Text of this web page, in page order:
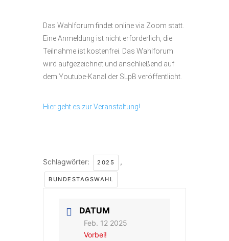
Das Wahlforum findet online via Zoom statt.
Eine Anmeldung ist nicht erforderlich, die
Teilnahme ist kostenfrei. Das Wahlforum
wird aufgezeichnet und anschließend auf
dem Youtube-Kanal der SLpB veröffentlicht.
Hier geht es zur Veranstaltung!
Schlagwörter: 2025 ,
BUNDESTAGSWAHL
DATUM
Feb. 12 2025
Vorbei!